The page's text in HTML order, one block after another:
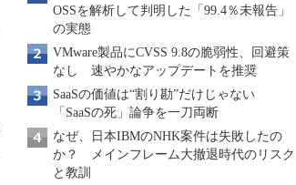
OSSを解析して判明した「99.4％未報告」
の実態
VMware製品にCVSS 9.8の脆弱性、回避策
なし 速やかなアップデートを推奨
SaaSの価値は“割り勘”だけじゃない
「SaaSの死」論争を一刀両断
なぜ、日本IBMのNHK案件は失敗したの
か？ メインフレーム大撤退時代のリスク
と教訓